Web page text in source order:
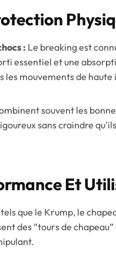
: Le breaking est
essentiel et une
les mouvements de
souvent les
sans craindre
Et
que le Krump, le
des “tours de